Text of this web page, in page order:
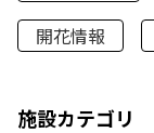
開花情報
施設カテゴリ